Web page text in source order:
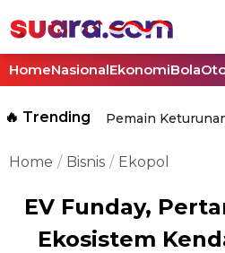
HomeNasionalEkonomiBola
🔥 Trending Pemain
Home Bisnis Ekopol
EV Funday,
Ekosistem